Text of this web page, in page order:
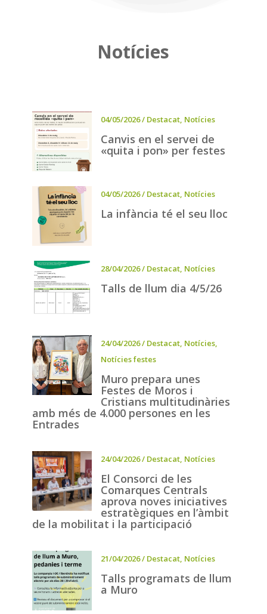
Notícies
04/05/2026/ Destacat, Notícies
Canvis en el servei de
«quita i pon» per festes
04/05/2026/ Destacat, Notícies
La infància té el seu lloc
28/04/2026/ Destacat, Notícies
Talls de llum dia 4/5/26
24/04/2026/ Destacat, Notícies,
Notícies festes
Muro prepara unes
Festes de Moros i
Cristians multitudinàries
amb més de 4.000 persones en les
Entrades
24/04/2026/ Destacat, Notícies
El Consorci de les
Comarques Centrals
aprova noves iniciatives
estratègiques en l’àmbit
de la mobilitat i la participació
21/04/2026/ Destacat, Notícies
Talls programats de llum
a Muro